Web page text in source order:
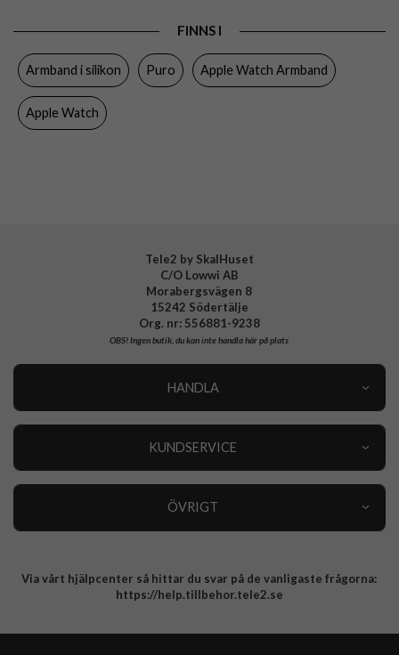
Färg
Material
Varumärke
FINNS I
Armband i silikon Puro Apple Watch Armband
Apple Watch
Tele2 by SkalHuset
C/O Lowwi AB
Morabergsvägen 8
15242 Södertälje
Org. nr: 556881-9238
OBS!Ingen butik, du kan inte handla här på plats
HANDLA
KUNDSERVICE
ÖVRIGT
Integritetspolicy
Via vårt hjälpcenter så hittar du svar på de vanligaste frågorna:
https://help.tillbehor.tele2.se